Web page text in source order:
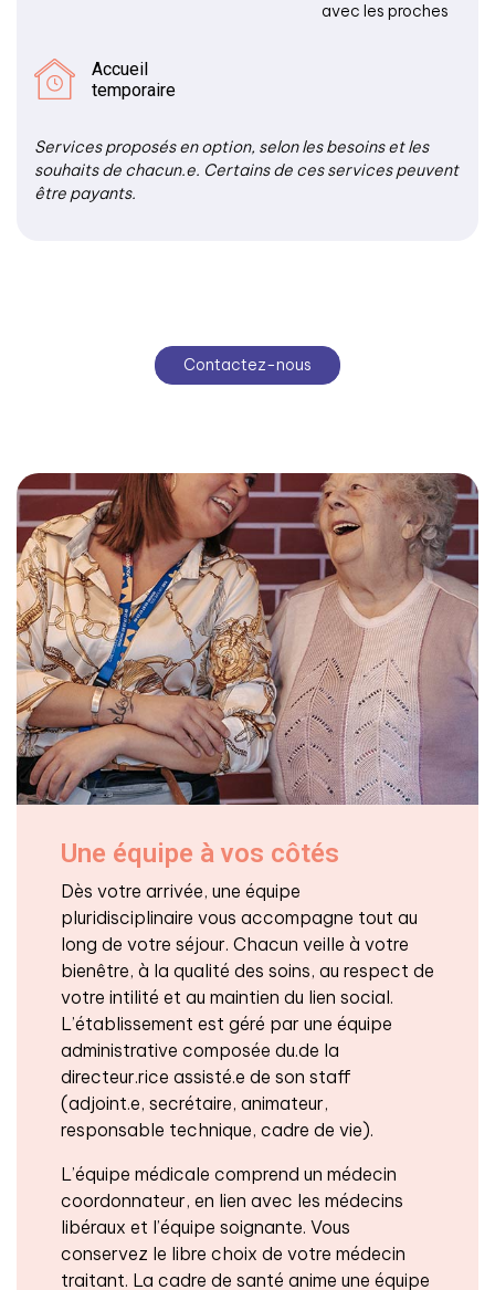
avec les proches
Accueil
temporaire
Services proposés en option, selon les besoins et les
souhaits de chacun.e. Certains de ces services peuvent
être payants.
Contactez-nous
Une équipe à vos côtés
Dès votre arrivée, une équipe
pluridisciplinaire vous accompagne tout au
long de votre séjour. Chacun veille à votre
bienêtre, à la qualité des soins, au respect de
votre intilité et au maintien du lien social.
L’établissement est géré par une équipe
administrative composée du.de la
directeur.rice assisté.e de son staff
(adjoint.e, secrétaire, animateur,
responsable technique, cadre de vie).
L’équipe médicale comprend un médecin
coordonnateur, en lien avec les médecins
libéraux et l’équipe soignante. Vous
conservez le libre choix de votre médecin
traitant. La cadre de santé anime une équipe